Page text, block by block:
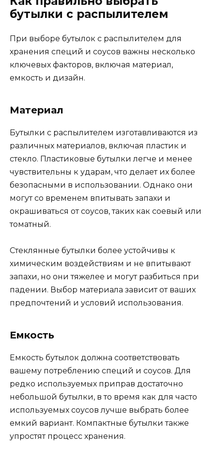
бутылки с распылителем
При выборе бутылок с распылителем для
хранения специй и соусов важны несколько
ключевых факторов, включая материал,
емкость и дизайн.
Материал
Бутылки с распылителем изготавливаются из
различных материалов, включая пластик и
стекло. Пластиковые бутылки легче и менее
чувствительны к ударам, что делает их более
безопасными в использовании. Однако они
могут со временем впитывать запахи и
окрашиваться от соусов, таких как соевый или
томатный.
Стеклянные бутылки более устойчивы к
химическим воздействиям и не впитывают
запахи, но они тяжелее и могут разбиться при
падении. Выбор материала зависит от ваших
предпочтений и условий использования.
Емкость
Емкость бутылок должна соответствовать
вашему потреблению специй и соусов. Для
редко используемых приправ достаточно
небольшой бутылки, в то время как для часто
используемых соусов лучше выбрать более
емкий вариант. Компактные бутылки также
упростят процесс хранения.